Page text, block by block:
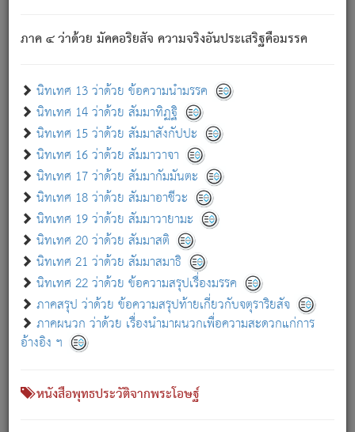
ภาค ๔ ว่าด้วย มัคคอริยสัจ ความจริงอันประเสริฐคือมรรค
นิทเทศ 13 ว่าด้วย ข้อความนำมรรค
นิทเทศ 14 ว่าด้วย สัมมาทิฏฐิ
นิทเทศ 15 ว่าด้วย สัมมาสังกัปปะ
นิทเทศ 16 ว่าด้วย สัมมาวาจา
นิทเทศ 17 ว่าด้วย สัมมากัมมันตะ
นิทเทศ 18 ว่าด้วย สัมมาอาชีวะ
นิทเทศ 19 ว่าด้วย สัมมาวายามะ
นิทเทศ 20 ว่าด้วย สัมมาสติ
นิทเทศ 21 ว่าด้วย สัมมาสมาธิ
นิทเทศ 22 ว่าด้วย ข้อความสรุปเรื่องมรรค
ภาคสรุป ว่าด้วย ข้อความสรุปท้ายเกี่ยวกับจตุราริยสัจ
ภาคผนวก ว่าด้วย เรื่องนำมาผนวกเพื่อความสะดวกแก่การ
อ้างอิง ฯ
หนังสือพุทธประวัติจากพระโอษฐ์
เกี่ยวกับธรรมโฆษณ์ออนไลน์ (Disclaimer)
แม้ระบบ "ธรรมโฆษณ์ออนไลน์" พยายามปรับปรุงข้อมูลให้ถูกต้องมากที่สุด
ผู้ศึกษาก็พึงตรวจสอบกับตัวเล่มหนังสือต้นฉบับ ที่มีการพิมพ์ครั้งล่าสุด
ก่อนนำข้อมูลไปใช้ในการอ้างอิง"
เกี่ยวกับอัตถจารี|เกี่ยวกับการพัฒนา|แจ้งข้อผิดพลาด / แนะนำ
หนังสือที่เกี่ยวข้อง